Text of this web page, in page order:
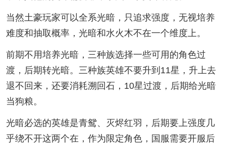
当然土豪玩家可以全系光暗，只追求强度，无视培养
难度和抽取概率，光暗和水火木不在一个维度上。
前期不用培养光暗，三种族选择一些可用的角色过
渡，后期转光暗。三种族英雄不要升到11星，升上去
退不回来，还要消耗溯回石，10星过渡，后期给光暗
当狗粮。
光暗必选的英雄是青鸳、灭烬红羽，后期要上强度几
乎绕不开这两个在，作为限定角色，国服需要开服后